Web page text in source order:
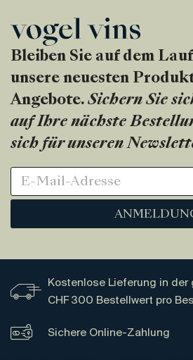
Bleiben Sie auf dem
unsere neuesten
Angebote. Sichern Sie
auf Ihre nächste
sich für unseren
Kostenlose Lieferung in der
CHF 300 Bestellwert pro
Sichere Online-Zahlung